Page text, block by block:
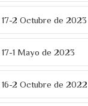
17-2 Octubre de 2023
1 Mayo de 2023
16-2 Octubre de 2022